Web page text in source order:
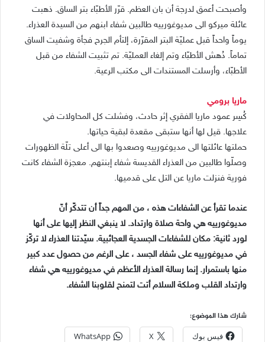
وأصبحت أعمق لدرجة أن بان العظم. قرّر الأطبّاء بتر الساق. ذهبت
عائلة ميركو الى مديوغورييه طالبين شفاء ابنهم من السيدة العذراء.
يوماً واحداً قبل عمليّة البتر المقرّرة، إلتأم الجرح فجأة وشفيت الساق
تماماً. دُهش الأطبّاء وتم إلغاء العمليّة. تم تثبيت الشفاء من قبل
الأطبّاء، وأرسلت المستندات الى مكتب الرعية.
ماريا برومي
كُسِر عمود ماريا الفقري إثر حادث، وفشلت كل المحاولات في
علاجها. قيل لها أنها ستبقى مقعدة لبقية حياتها.
حملتها عائلتها الى مديوغورييه وصعدوا بها الى أعلى تلّة الظهورات
وصلّوا طالبين من العذراء القديسة شفاء إبنتهم. معجزة الشفاء كانت
فورية فنزلت ماريا عن التل على قدميها.
عندما تقرأ عن الشفاءات هذه ، من المهم جداً أن تتدكّر أنّ
مديوغورييه هي واحة صلاة وارتداد. لا ينبغي النظر إليها على أنها
لورد ثانية: مكان للشفاءات الجسدية العجائبية. سيّدتنا العذراء لا تركّز
في مديوغورييه على شفاء الجسد ، على الرغم من حصول عدد كبير
منها باستمرار. إنما رسالة العذراء الأعظم في مديوغورييه هي شفاء
وارتداد القلب وملكة السلام أتت لتمنح لقلوبنا الشفاء.
شارك هذا الموضوع:
فيس بوك X
WhatsApp